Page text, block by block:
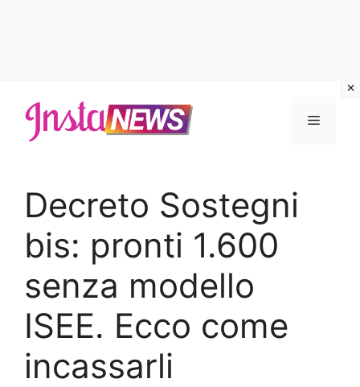
contenuto
Menu
Decreto Sostegni
bis: pronti 1.600
senza modello
ISEE. Ecco come
incassarli